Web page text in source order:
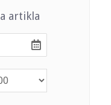
artikla